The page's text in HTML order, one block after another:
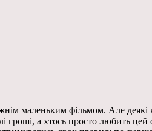
маленьким фільмом. Але деякі
гроші, а хтось просто любить цей